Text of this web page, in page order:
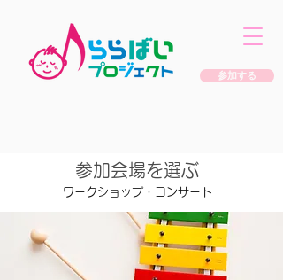
参加する
​参加会場を選ぶ
​ワークショップ・コンサート